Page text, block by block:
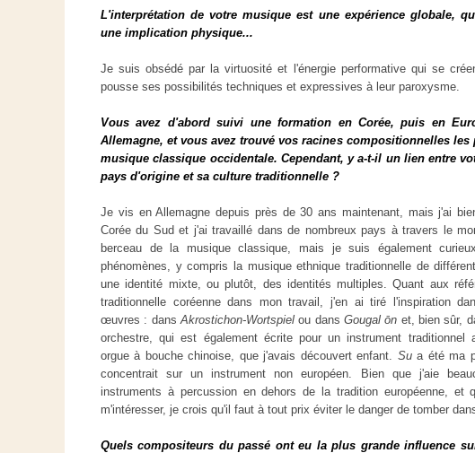
L'interprétation de votre musique est une expérience globale,
une implication physique...
Je suis obsédé par la virtuosité et l'énergie performative qui se
pousse ses possibilités techniques et expressives à leur paroxysme.
Vous avez d'abord suivi une formation en Corée, puis en
Allemagne, et vous avez trouvé vos racines compositionnelles
musique classique occidentale. Cependant, y a-t-il un lien entre
pays d'origine et sa culture traditionnelle ?
Je vis en Allemagne depuis près de 30 ans maintenant, mais j'ai
Corée du Sud et j'ai travaillé dans de nombreux pays à travers le
berceau de la musique classique, mais je suis également
phénomènes, y compris la musique ethnique traditionnelle de
une identité mixte, ou plutôt, des identités multiples. Quant aux
traditionnelle coréenne dans mon travail, j'en ai tiré l'inspiration
œuvres : dans Akrostichon-Wortspielou dansGougal ōn et, bien sûr,
orchestre, qui est également écrite pour un instrument traditionnel
orgue à bouche chinoise, que j'avais découvert enfant. Sua été ma
concentrait sur un instrument non européen. Bien que j'aie
instruments à percussion en dehors de la tradition européenne, et
m'intéresser, je crois qu'il faut à tout prix éviter le danger de tomber
Quels compositeurs du passé ont eu la plus grande influence